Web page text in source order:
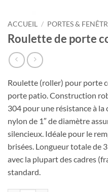
ACCUEIL / PORTES &
Roulette de porte
Roulette (roller) pour porte
porte patio. Construction
304 pour une résistance à la
nylon de 1″ de diamètre
silencieux. Idéale pour le
brisées. Longueur totale de
avec la plupart des cadres
standard.